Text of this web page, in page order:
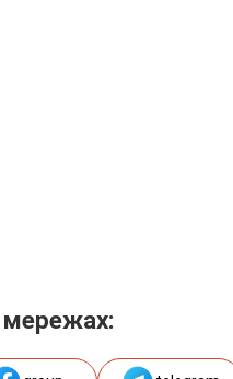
мережах: